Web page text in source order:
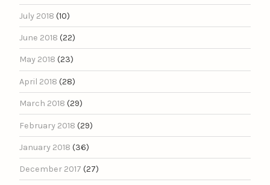
July 2018 (10)
June 2018 (22)
May 2018 (23)
April 2018 (28)
March 2018 (29)
February 2018 (29)
January 2018 (36)
December 2017 (27)